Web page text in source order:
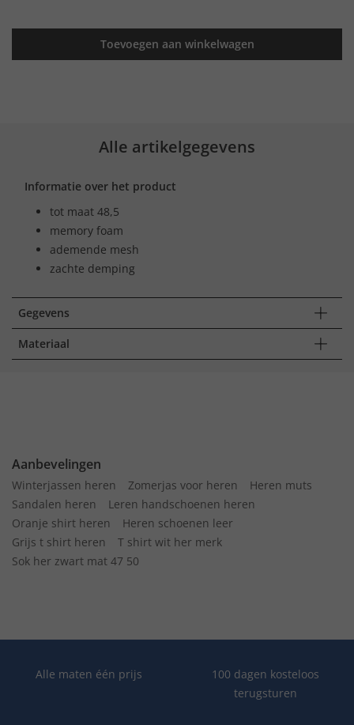
Toevoegen aan winkelwagen
Alle artikelgegevens
Informatie over het product
tot maat 48,5
memory foam
ademende mesh
zachte demping
Gegevens
Materiaal
Aanbevelingen
Winterjassen heren Zomerjas voor heren
Heren muts
Sandalen heren
Leren handschoenen heren
Oranje shirt heren
Heren schoenen leer
Grijs t shirt heren
T shirt wit her merk
Sok her zwart mat 47 50
Alle maten één prijs
100 dagen kosteloos
terugsturen